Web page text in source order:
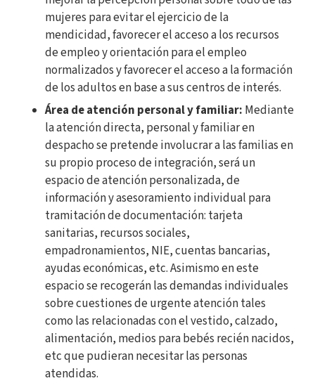
mujeres para evitar el ejercicio de la
mendicidad, favorecer el acceso a los recursos
de empleo y orientación para el empleo
normalizados y favorecer el acceso a la formación
de los adultos en base a sus centros de interés.
Área de atención personal y familiar: Mediante
la atención directa, personal y familiar en
despacho se pretende involucrar a las familias en
su propio proceso de integración, será un
espacio de atención personalizada, de
información y asesoramiento individual para
tramitación de documentación: tarjeta
sanitarias, recursos sociales,
empadronamientos, NIE, cuentas bancarias,
ayudas económicas, etc. Asimismo en este
espacio se recogerán las demandas individuales
sobre cuestiones de urgente atención tales
como las relacionadas con el vestido, calzado,
alimentación, medios para bebés recién nacidos,
etc que pudieran necesitar las personas
atendidas.